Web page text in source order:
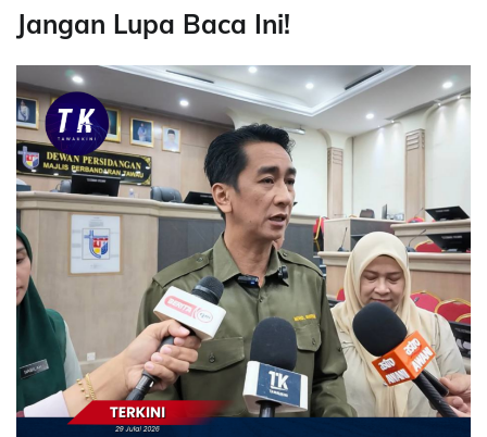
Jangan Lupa Baca Ini!